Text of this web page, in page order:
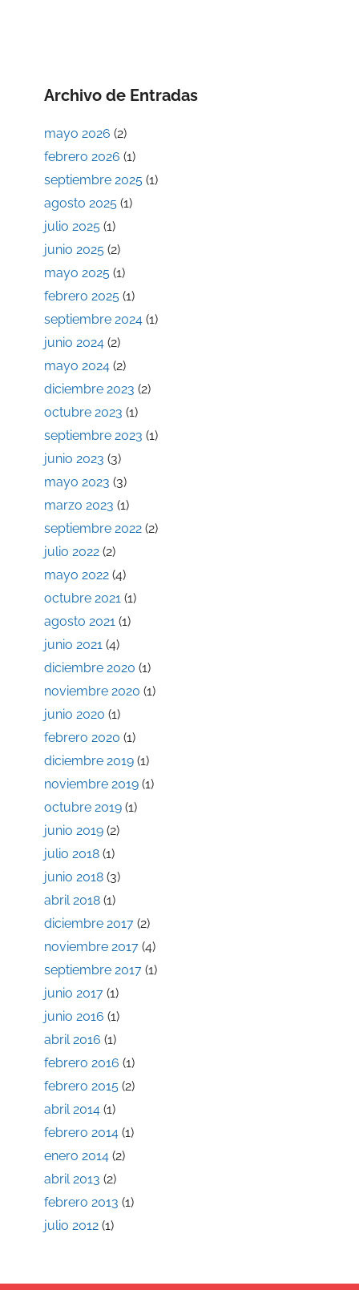
Archivo de Entradas
mayo 2026 (2)
febrero 2026 (1)
septiembre 2025 (1)
agosto 2025 (1)
julio 2025 (1)
junio 2025 (2)
mayo 2025 (1)
febrero 2025 (1)
septiembre 2024 (1)
junio 2024 (2)
mayo 2024 (2)
diciembre 2023 (2)
octubre 2023 (1)
septiembre 2023 (1)
junio 2023 (3)
mayo 2023 (3)
marzo 2023 (1)
septiembre 2022 (2)
julio 2022 (2)
mayo 2022 (4)
octubre 2021 (1)
agosto 2021 (1)
junio 2021 (4)
diciembre 2020 (1)
noviembre 2020 (1)
junio 2020 (1)
febrero 2020 (1)
diciembre 2019 (1)
noviembre 2019 (1)
octubre 2019 (1)
junio 2019 (2)
julio 2018 (1)
junio 2018 (3)
abril 2018 (1)
diciembre 2017 (2)
noviembre 2017 (4)
septiembre 2017 (1)
junio 2017 (1)
junio 2016 (1)
abril 2016 (1)
febrero 2016 (1)
febrero 2015 (2)
abril 2014 (1)
febrero 2014 (1)
enero 2014 (2)
abril 2013 (2)
febrero 2013 (1)
julio 2012 (1)